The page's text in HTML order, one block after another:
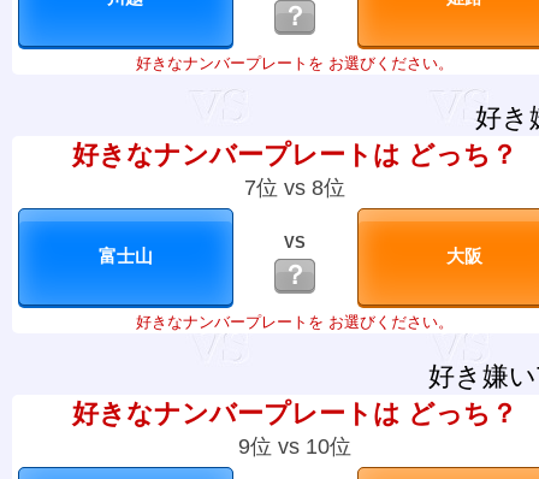
？
好きなナンバープレートを お選びください。
好き
好きなナンバープレートは どっち？
7位 vs 8位
VS
？
好きなナンバープレートを お選びください。
好き嫌
好きなナンバープレートは どっち？
9位 vs 10位